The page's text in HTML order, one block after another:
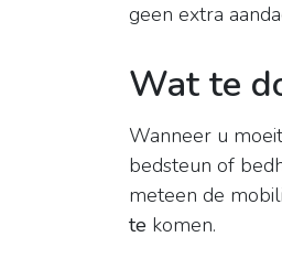
geen extra
Wat te
Wanneer u
bedsteun of
meteen de
te komen.